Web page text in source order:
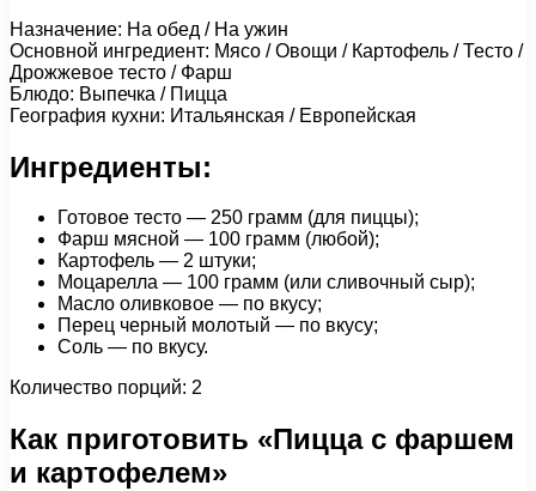
Назначение: На обед / На ужин
Основной ингредиент: Мясо / Овощи / Картофель / Тесто /
Дрожжевое тесто / Фарш
Блюдо: Выпечка / Пицца
География кухни: Итальянская / Европейская
Ингредиенты:
Готовое тесто — 250 грамм (для пиццы);
Фарш мясной — 100 грамм (любой);
Картофель — 2 штуки;
Моцарелла — 100 грамм (или сливочный сыр);
Масло оливковое — по вкусу;
Перец черный молотый — по вкусу;
Соль — по вкусу.
Количество порций: 2
Как приготовить «Пицца с фаршем
и картофелем»